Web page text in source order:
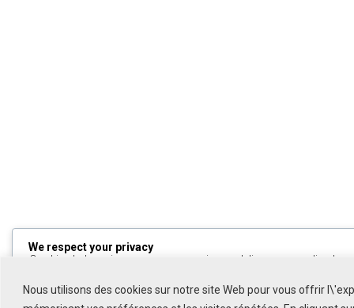
Nous utilisons des cookies sur notre site Web pour vous offrir
We respect your privacy
Cookies help us improve your experience, deliver personalized
Allto decline non-essential cookies.